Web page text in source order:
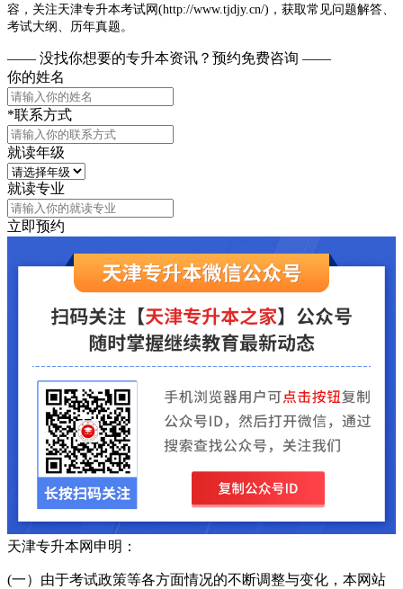
容，关注天津专升本考试网(http://www.tjdjy.cn/)，获取常见问题解答、
考试大纲、历年真题。
—— 没找你想要的专升本资讯？ 预约免费咨询 ——
你的姓名
*联系方式
就读年级
就读专业
立即预约
天津专升本网申明：
(一）由于考试政策等各方面情况的不断调整与变化，本网站